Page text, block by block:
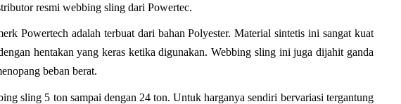
resmi webbing sling dari Powertec.
Powertech adalah terbuat dari bahan Polyester. Material sintetis ini sangat kuat
hentakan yang keras ketika digunakan. Webbing sling ini juga dijahit ganda
beban berat.
sling 5 ton sampai dengan 24 ton. Untuk harganya sendiri bervariasi tergantung